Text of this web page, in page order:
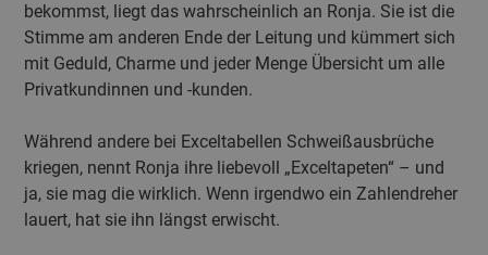
bekommst, liegt das wahrscheinlich an Ronja. Sie ist die
Stimme am anderen Ende der Leitung und kümmert sich
mit Geduld, Charme und jeder Menge Übersicht um alle
Privatkundinnen und -kunden.
Während andere bei Exceltabellen Schweißausbrüche
kriegen, nennt Ronja ihre liebevoll „Exceltapeten“ – und
ja, sie mag die wirklich. Wenn irgendwo ein Zahlendreher
lauert, hat sie ihn längst erwischt.